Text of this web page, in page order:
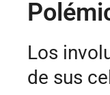
Los
de sus